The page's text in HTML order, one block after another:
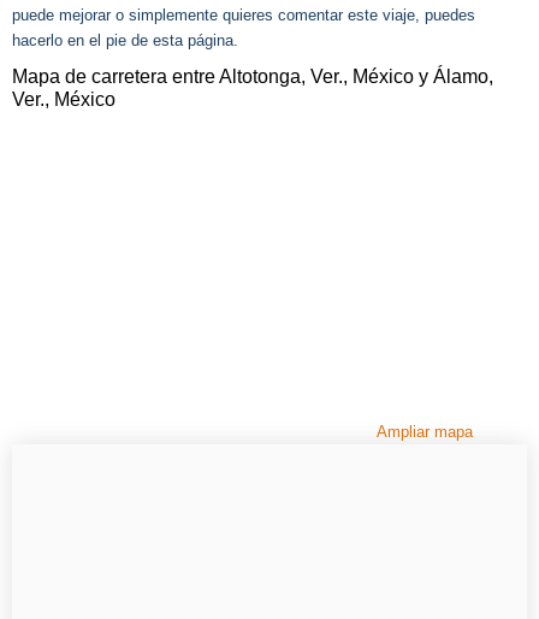
puede mejorar o simplemente quieres comentar este viaje, puedes
hacerlo en el pie de esta página.
Mapa de carretera entre Altotonga, Ver., México y Álamo,
Ver., México
Ampliar mapa